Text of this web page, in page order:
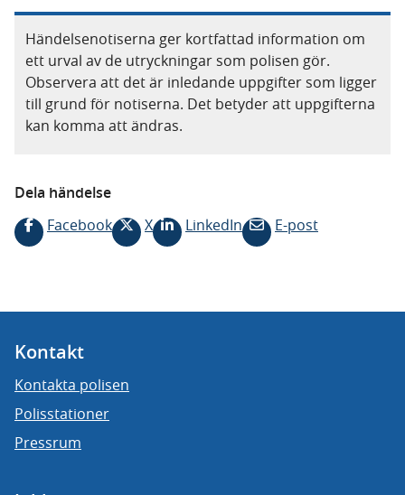
Händelsenotiserna ger kortfattad information om
ett urval av de utryckningar som polisen gör.
Observera att det är inledande uppgifter som ligger
till grund för notiserna. Det betyder att uppgifterna
kan komma att ändras.
Dela händelse
Facebook
X LinkedIn E-post
Kontakt
Kontakta polisen
Polisstationer
Pressrum